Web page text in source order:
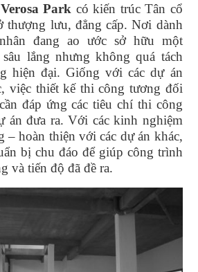
Verosa Park có kiến trúc Tân cổ
thượng lưu, đẳng cấp. Nơi dành
đang ao ước sở hữu một
lắng nhưng không quá tách
hiện đại. Giống với các dự án
việc thiết kế thi công tương đối
đáp ứng các tiêu chí thi công
án đưa ra. Với các kinh nghiệm
– hoàn thiện với các dự án khác,
bị chu đáo để giúp công trình
và tiến độ đã đề ra.